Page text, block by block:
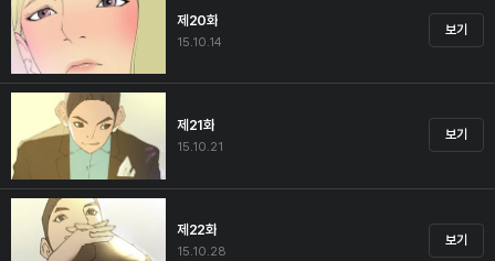
제20화
15.10.14
보기
제21화
15.10.21
보기
제22화
15.10.28
보기